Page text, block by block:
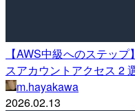
【AWS中級へのステッ
スアカウントアクセス 2
m.hayakawa
2026.02.13